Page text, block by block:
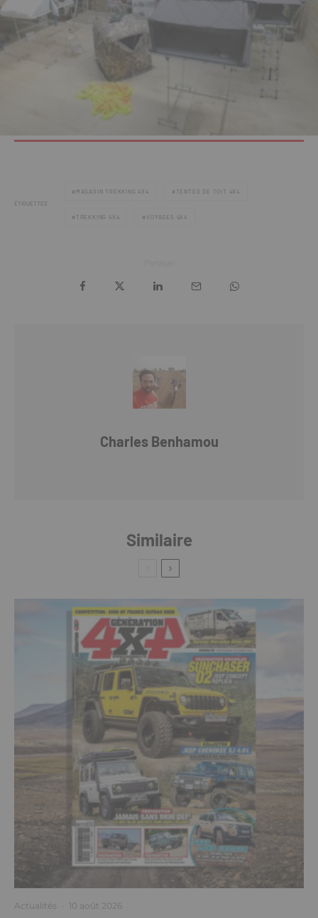
ÉTIQUETTES
MAGASIN TREKKING 4X4 TENTES DE TOIT 4X4
TREKKING 4X4 VOYAGES 4X4
Charles Benhamou
Similaire
Actualités · 10 août 2026